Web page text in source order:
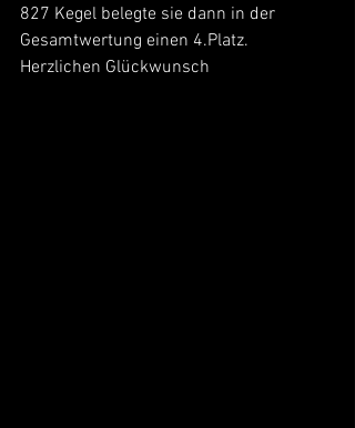
827 Kegel belegte sie dann in der
Gesamtwertung einen 4.Platz.
Herzlichen Glückwunsch